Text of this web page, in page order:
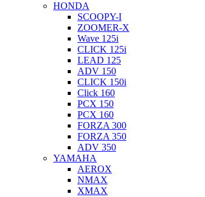
HONDA
SCOOPY-I
ZOOMER-X
Wave 125i
CLICK 125i
LEAD 125
ADV 150
CLICK 150i
Click 160
PCX 150
PCX 160
FORZA 300
FORZA 350
ADV 350
YAMAHA
AEROX
NMAX
XMAX